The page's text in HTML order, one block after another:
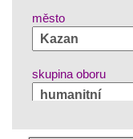
město
skupina oboru
jazyk